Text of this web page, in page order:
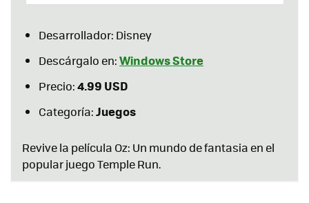
Desarrollador: Disney
Descárgalo en:Windows Store
Precio:4.99 USD
Categoría:Juegos
Revive la película Oz: Un mundo de fantasia en el
popular juego Temple Run.